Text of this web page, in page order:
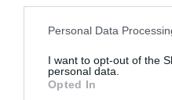
Please note that this
not limited to your visit or
grant or deny consent to
use your data for below
Personal Data
I want to opt-out of the
personal data.
Opted In